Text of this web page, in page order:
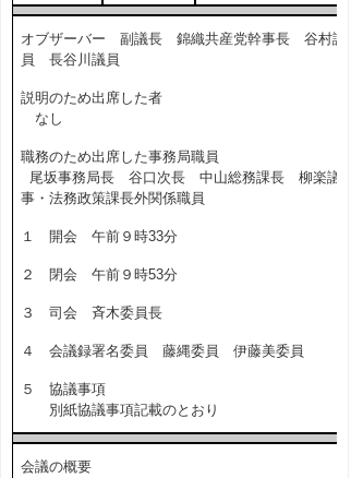
オブザーバー 副議長 錦織共産党幹事長 谷村議
員 長谷川議員
説明のため出席した者
なし
職務のため出席した事務局職員
尾坂事務局長 谷口次長 中山総務課長 柳楽議
事・法務政策課長外関係職員
１ 開会 午前９時33分
２ 閉会 午前９時53分
３ 司会 斉木委員長
４ 会議録署名委員 藤縄委員 伊藤美委員
５ 協議事項
別紙協議事項記載のとおり
会議の概要